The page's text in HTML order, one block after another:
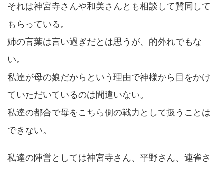
それは神宮寺さんや和美さんとも相談して賛同して
もらっている。
姉の言葉は言い過ぎだとは思うが、的外れでもな
い。
私達が母の娘だからという理由で神様から目をかけ
ていただいているのは間違いない。
私達の都合で母をこちら側の戦力として扱うことは
できない。
私達の陣営としては神宮寺さん、平野さん、連雀さ